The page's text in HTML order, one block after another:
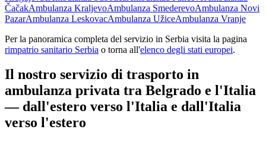
ČačakAmbulanza KraljevoAmbulanza SmederevoAmbulanza Novi
PazarAmbulanza LeskovacAmbulanza UžiceAmbulanza Vranje
Per la panoramica completa del servizio in Serbia visita la pagina
rimpatrio sanitario Serbia o torna all'elenco degli stati europei.
Il nostro servizio di trasporto in
ambulanza privata tra Belgrado e l'Italia
— dall'estero verso l'Italia e dall'Italia
verso l'estero